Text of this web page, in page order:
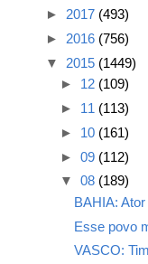
► 2017 (493)
► 2016 (756)
▼ 2015 (1449)
► 12 (109)
► 11 (113)
► 10 (161)
► 09 (112)
▼ 08 (189)
BAHIA:
Esse povo
VASCO: